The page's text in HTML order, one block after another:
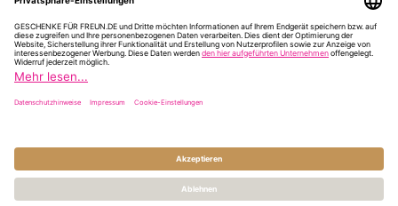
Impressum